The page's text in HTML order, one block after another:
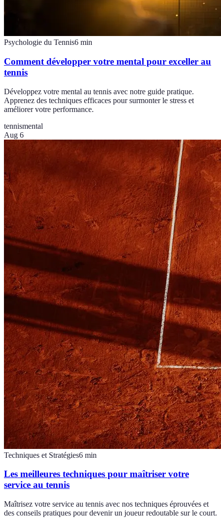
Psychologie du Tennis6 min
Comment développer votre mental pour exceller au
tennis
Développez votre mental au tennis avec notre guide pratique.
Apprenez des techniques efficaces pour surmonter le stress et
améliorer votre performance.
tennismental
Aug 6
Techniques et Stratégies6 min
Les meilleures techniques pour maîtriser votre
service au tennis
Maîtrisez votre service au tennis avec nos techniques éprouvées et
des conseils pratiques pour devenir un joueur redoutable sur le court.